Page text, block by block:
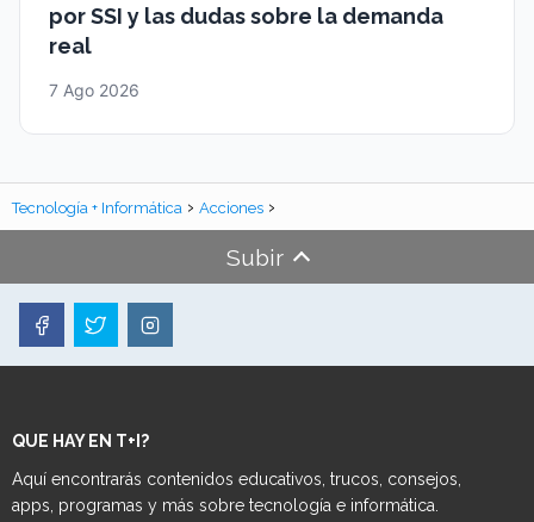
por SSI y las dudas sobre la demanda
real
7 Ago 2026
Tecnología + Informática Acciones
Subir
QUE HAY EN T+I?
Aquí encontrarás contenidos educativos, trucos, consejos,
apps, programas y más sobre tecnología e informática.